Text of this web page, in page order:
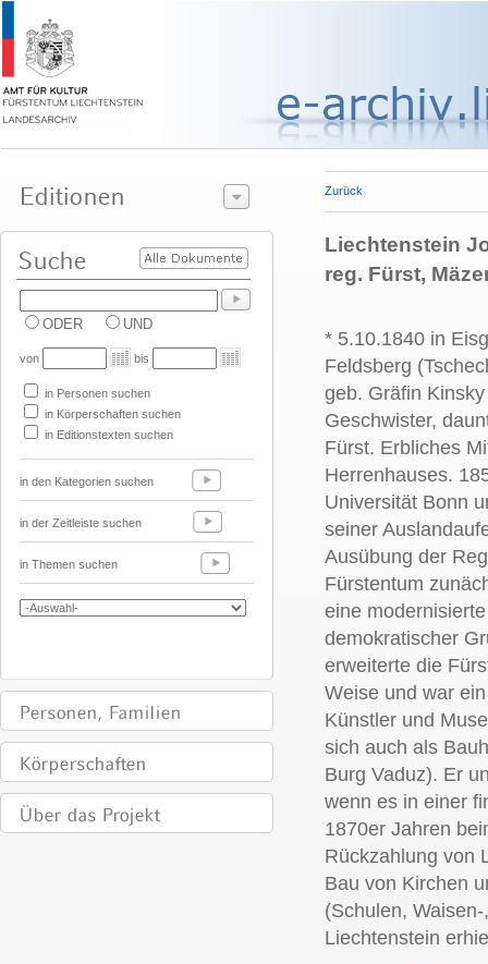
ODER UND
von bis
in Personen suchen
in Körperschaften suchen
in Editionstexten suchen
in den Kategorien suchen
in der Zeitleiste suchen
in Themen suchen
Zurück
Liechtenstein
reg. Fürst,
* 5.10.1840 in
Feldsberg
geb. Gräfin
Geschwister,
Fürst. Erbliches
Herrenhauses.
Universität Bonn
seiner
Ausübung der
Fürstentum
eine
demokratischer
erweiterte die
Weise und war
Künstler und
sich auch als
Burg Vaduz). Er
wenn es in einer
1870er Jahren
Rückzahlung von
Bau von Kirchen
(Schulen,
Liechtenstein